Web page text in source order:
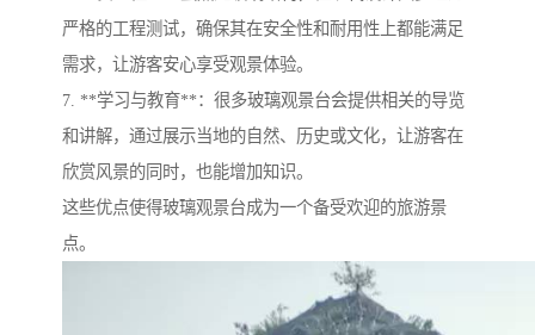
严格的工程测试，确保其在安全性和耐用性上都能满足
需求，让游客安心享受观景体验。
7. **学习与教育**：很多玻璃观景台会提供相关的导览
和讲解，通过展示当地的自然、历史或文化，让游客在
欣赏风景的同时，也能增加知识。
这些优点使得玻璃观景台成为一个备受欢迎的旅游景
点。